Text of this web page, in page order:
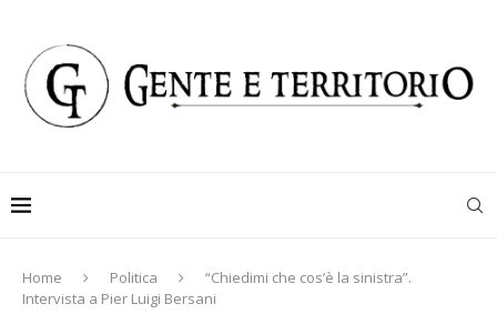
Home Politica
“Chiedimi che cos’è la sinistra”.
Intervista a Pier Luigi Bersani